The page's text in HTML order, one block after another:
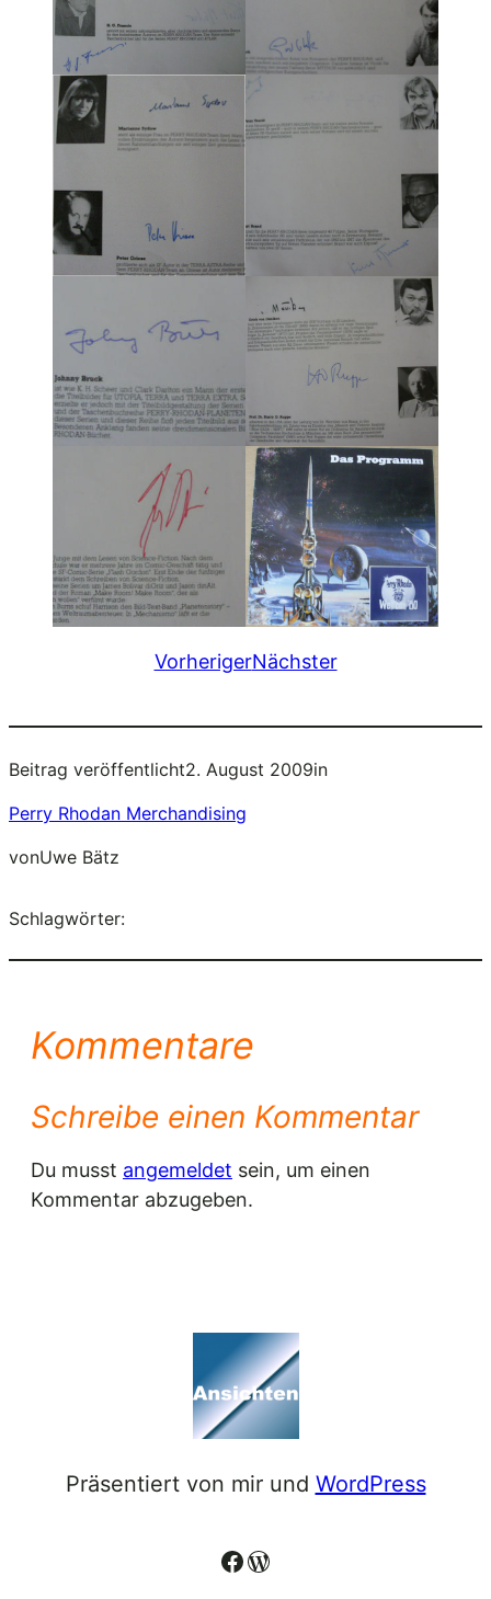
VorherigerNächster
Beitrag veröffentlicht2. August 2009in
Perry Rhodan Merchandising
vonUwe Bätz
Schlagwörter:
Kommentare
Schreibe einen Kommentar
Du musst angemeldet sein, um einen
Kommentar abzugeben.
Präsentiert von mir und WordPress
Facebook
WordPress